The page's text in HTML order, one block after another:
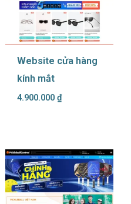
Website cửa hàng
kính mắt
4.900.000 ₫